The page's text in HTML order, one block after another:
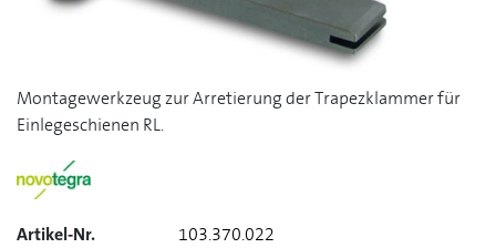
Registrieranfrage für Login
Montagewerkzeug zur Arretierung der Trapezklammer für
Einlegeschienen RL.
Artikel-Nr.
103.370.022